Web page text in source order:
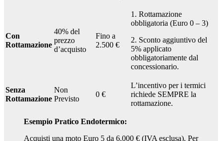
Con
Rottamazione
40% del
prezzo
d’acquisto
Fino a
2.500 €
1. Rottamazione
obbligatoria (Euro 0 – 3)
2. Sconto aggiuntivo del
5% applicato
obbligatoriamente dal
concessionario.
Senza
Rottamazione
Non
Previsto
0 €
L’incentivo per i termici
richiede SEMPRE la
rottamazione.
Esempio Pratico Endotermico:
Acquisti una moto Euro 5 da 6.000 € (IVA esclusa). Per